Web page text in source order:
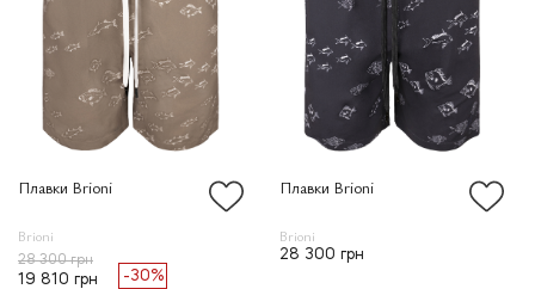
Плавки Brioni
Brioni
28 300 грн
19 810 грн -30%
Плавки Brioni
Brioni
28 300 грн